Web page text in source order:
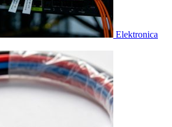
Elektronica